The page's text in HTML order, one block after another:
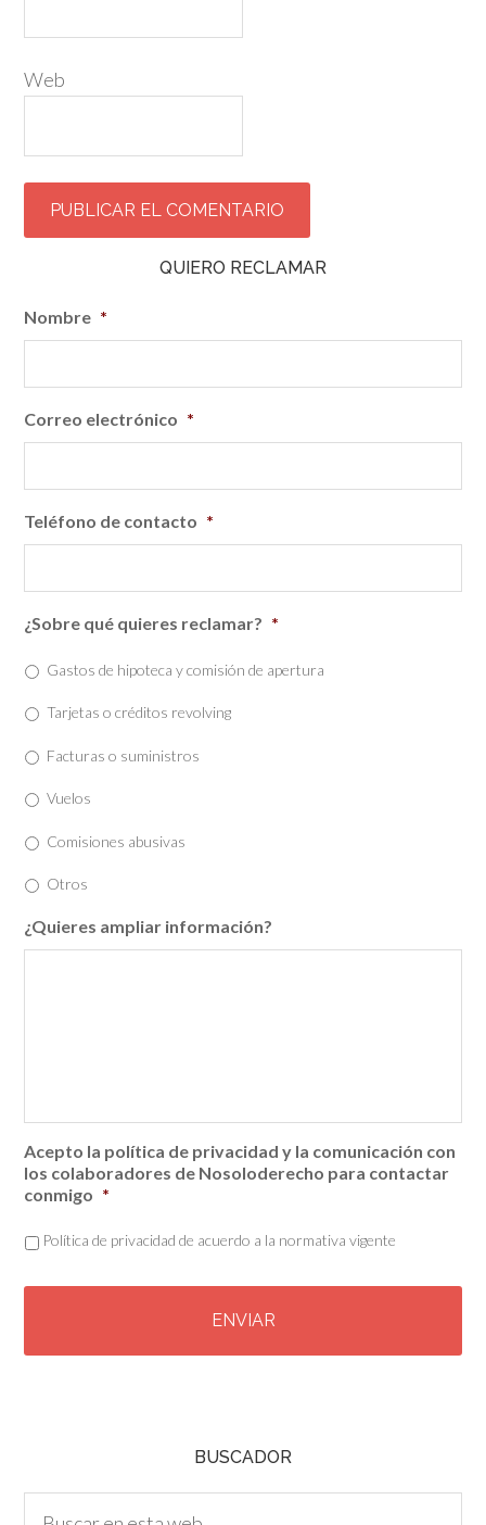
Web
QUIERO RECLAMAR
Nombre *
Correo electrónico *
Teléfono de contacto *
¿Sobre qué quieres reclamar? *
Gastos de hipoteca y comisión de apertura
Tarjetas o créditos revolving
Facturas o suministros
Vuelos
Comisiones abusivas
Otros
¿Quieres ampliar información?
Acepto la política de privacidad y la comunicación con
los colaboradores de Nosoloderecho para contactar
conmigo *
Política de privacidad de acuerdo a la normativa vigente
BUSCADOR